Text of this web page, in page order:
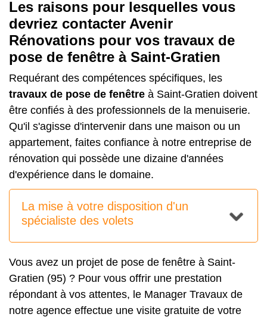
Les raisons pour lesquelles vous
devriez contacter Avenir
Rénovations pour vos travaux de
pose de fenêtre à Saint-Gratien
Requérant des compétences spécifiques, les
travaux de pose de fenêtre à Saint-Gratien doivent
être confiés à des professionnels de la menuiserie.
Qu'il s'agisse d'intervenir dans une maison ou un
appartement, faites confiance à notre entreprise de
rénovation qui possède une dizaine d'années
d'expérience dans le domaine.
La mise à votre disposition d'un
spécialiste des volets
Vous avez un projet de pose de fenêtre à Saint-
Gratien (95) ? Pour vous offrir une prestation
répondant à vos attentes, le Manager Travaux de
notre agence effectue une visite gratuite de votre